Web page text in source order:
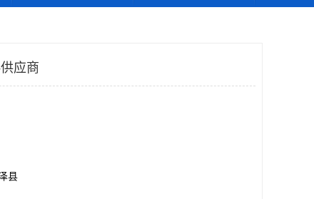
应商
县